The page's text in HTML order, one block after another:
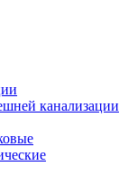
канализации